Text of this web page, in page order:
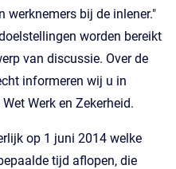
werknemers bij de inlener."
worden bereikt
van discussie. Over de
informeren wij u in
Werk en Zekerheid.
op 1 juni 2014 welke
tijd aflopen, die